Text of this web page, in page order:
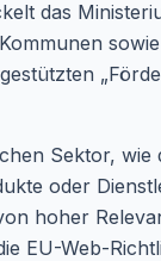
das
Sektor, wie
oder
hoher
EU-Web-